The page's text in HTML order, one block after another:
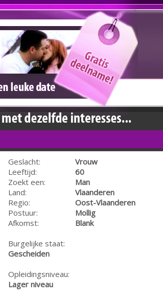
Geslacht:
Vrouw
Leeftijd:
60
Zoekt een:
Man
Land:
Vlaanderen
Regio:
Oost-Vlaanderen
Postuur:
Mollig
Afkomst:
Blank
Burgelijke staat:
Gescheiden
Opleidingsniveau:
Lager niveau